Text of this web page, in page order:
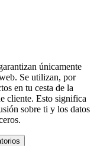
únicamente
Se utilizan, por
en tu cesta de la
cliente. Esto significa
sobre ti y los datos